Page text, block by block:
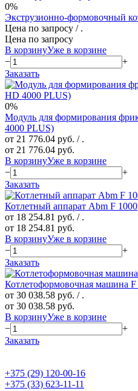
0%
Экструзионно-формовочный
Цена по запросу / .
Цена по запросу
В корзинуУже в корзине
−
+
Заказать
0%
Модуль для формирования
4000 PLUS)
от 21 776.04 руб. / .
от 21 776.04 руб.
В корзинуУже в корзине
−
+
Заказать
Котлетный аппарат Abm F 1000
от 18 254.81 руб. / .
от 18 254.81 руб.
В корзинуУже в корзине
−
+
Заказать
Котлетоформовочная машина
от 30 038.58 руб. / .
от 30 038.58 руб.
В корзинуУже в корзине
−
+
Заказать
+375 (29) 120-00-16
+375 (33) 623-11-11